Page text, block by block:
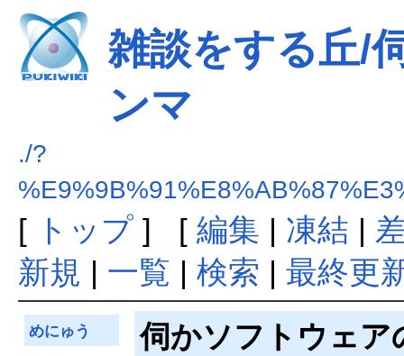
雑談をする丘/
ンマ
./?
[ トップ] [ 編集 | 凍結 |
新規 | 一覧 | 検索 | 最終更
めにゅう 伺かソフトウェア